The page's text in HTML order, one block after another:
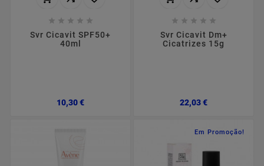
    
Svr Cicavit SPF50+
40ml
10,30 €Preço
    
Svr Cicavit Dm+
Cicatrizes 15g
22,03 €Preço
Em Promoção!